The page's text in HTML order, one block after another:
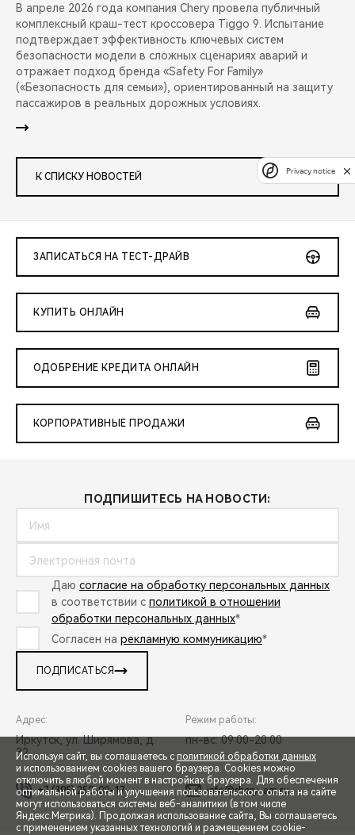
СПЕЦПРЕДЛОЖЕНИЯ
В апреле 2026 года компания Chery провела публичный
комплексный краш-тест кроссовера Tiggo 9. Испытание
подтверждает эффективность ключевых систем
безопасности модели в сложных сценариях аварий и
отражает подход бренда «Safety For Family»
(«Безопасность для семьи»), ориентированный на защиту
пассажиров в реальных дорожных условиях.
К СПИСКУ НОВОСТЕЙ
ЗАПИСАТЬСЯ НА ТЕСТ-ДРАЙВ
КУПИТЬ ОНЛАЙН
ОДОБРЕНИЕ КРЕДИТА ОНЛАЙН
КОРПОРАТИВНЫЕ ПРОДАЖИ
ПОДПИШИТЕСЬ НА НОВОСТИ:
Даю согласие на обработку персональных данных
в соответствии с политикой в отношении
обработки персональных данных*
Согласен на рекламную коммуникацию*
ПОДПИСАТЬСЯ
Адрес:
Иркутск, ул. Ширямова, д.
32
Режим работы:
пн-вс: 09:00-20:00
+7 (395) 250-09-17 info@chery-am.ru
Используя сайт, вы соглашаетесь с политикой обработки данных
и использованием cookies вашего браузера. Cookies можно
отключить в любой момент в настройках браузера. Для обеспечения
оптимальной работы и улучшения пользовательского опыта на сайте
могут использоваться системы веб-аналитики (в том числе
Яндекс.Метрика). Продолжая использование сайта, Вы соглашаетесь
с применением указанных технологий и размещением cookie-
Privacy notice